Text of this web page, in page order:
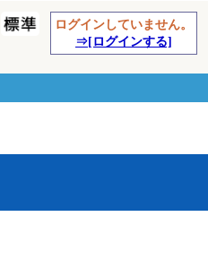
ログインしていません。
⇒[ログインする]